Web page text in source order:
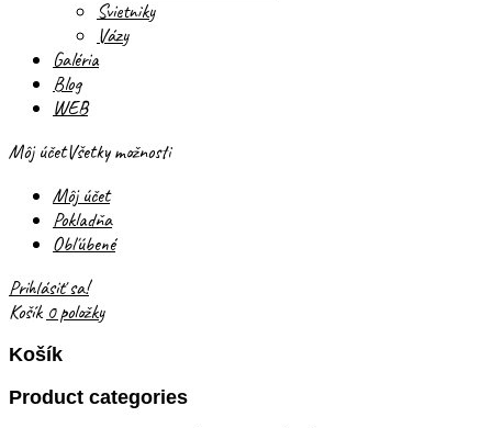
Svietniky
Vázy
Galéria
Blog
WEB
Môj účetVšetky možnosti
Môj účet
Pokladňa
Obľúbené
Prihlásiť sa!
Košík 0 položky
Košík
Product categories